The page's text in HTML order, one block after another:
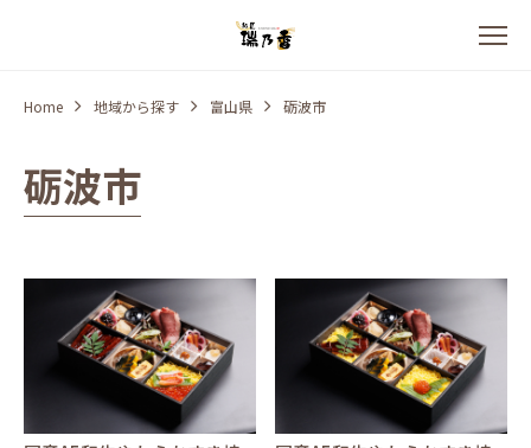
Home 地域から探す 富山県 砺波市
砺波市